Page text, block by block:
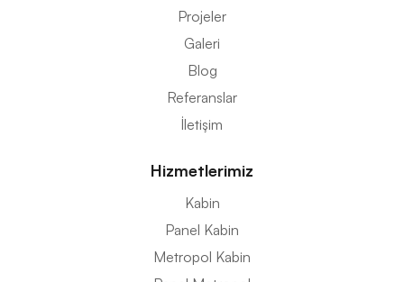
Projeler
Galeri
Blog
Referanslar
İletişim
Hizmetlerimiz
Kabin
Panel Kabin
Metropol Kabin